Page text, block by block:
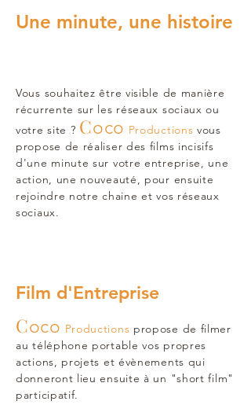
Une minute, une histoire
Vous souhaitez être visible de manière
récurrente sur les réseaux sociaux ou
votre site ? Coco Productions vous
propose de réaliser des films incisifs
d'une minute sur votre entreprise, une
action, une nouveauté, pour ensuite
rejoindre notre chaine et vos réseaux
sociaux.
Film d'Entreprise
Coco Productions propose de filmer
au téléphone portable vos propres
actions, projets et évènements qui
donneront lieu ensuite à un "short film"
participatif.